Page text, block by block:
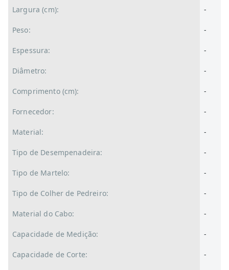
Largura (cm): -
Peso: -
Espessura: -
Diâmetro: -
Comprimento (cm): -
Fornecedor: -
Material: -
Tipo de Desempenadeira: -
Tipo de Martelo: -
Tipo de Colher de Pedreiro: -
Material do Cabo: -
Capacidade de Medição: -
Capacidade de Corte: -